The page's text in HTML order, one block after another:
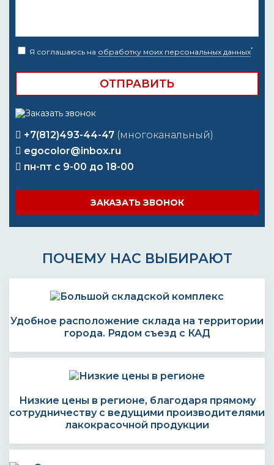
Я соглашаюсь на обработку моих персональных данных*
+7(812)493-44-47 (многоканальный)
egocolor@inbox.ru
пн-пт с 9-00 до 18-00
ЗАКАЗАТЬ ЗВОНОК
ПОЧЕМУ НАС ВЫБИРАЮТ
Удобное расположение склада на территории
города. Рядом съезд с КАД
Низкие цены в регионе, благодаря прямому
сотрудничеству с ведущими производителями
лакокрасочной продукции